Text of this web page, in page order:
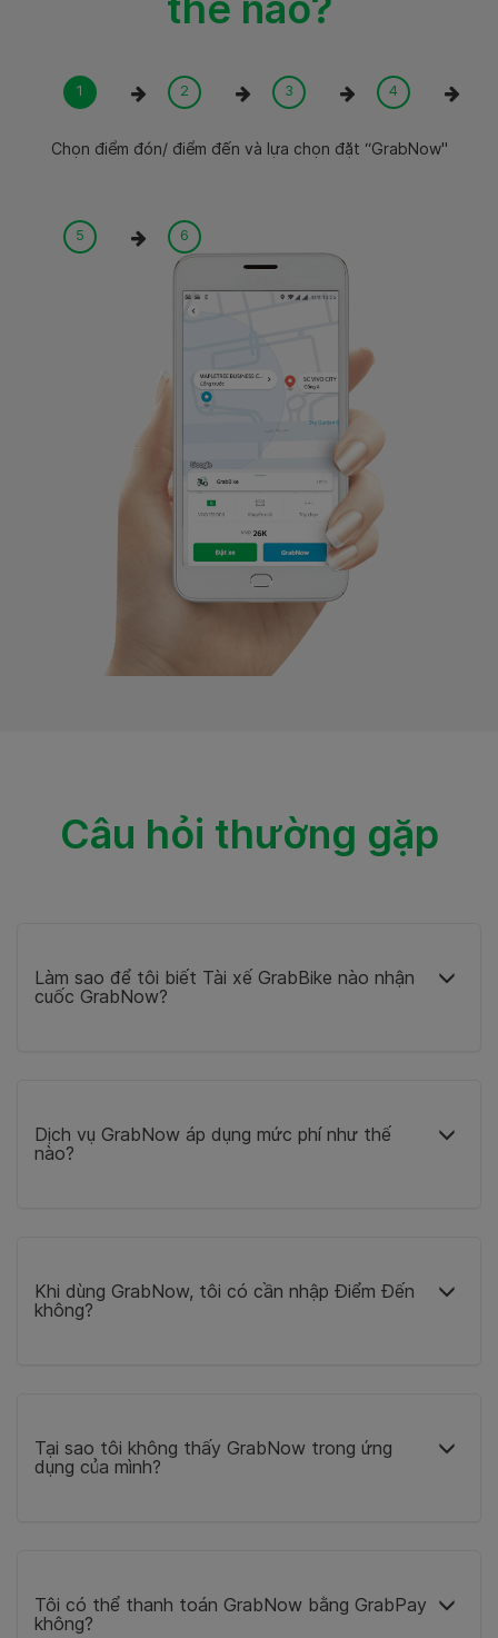
Chọn điểm đón/ điểm đến và lựa chọn đặt “GrabNow"
Câu hỏi thường gặp
Làm sao để tôi biết Tài xế GrabBike nào nhận
cuốc GrabNow?
Dịch vụ GrabNow áp dụng mức phí như thế
nào?
Khi dùng GrabNow, tôi có cần nhập Điểm Đến
không?
Tại sao tôi không thấy GrabNow trong ứng
dụng của mình?
Tôi có thể thanh toán GrabNow bằng GrabPay
không?